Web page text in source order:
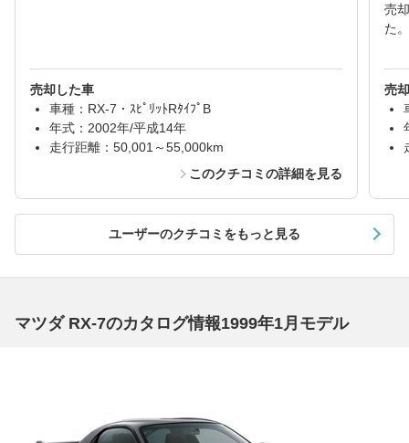
売却した車
車種：RX-7・ｽﾋﾟﾘｯﾄRﾀｲﾌﾟB
年式：2002年/平成14年
走行距離：50,001～55,000km
このクチコミの詳細を見る
売
た
売
ユーザーのクチコミをもっと見る
マツダ RX-7のカタログ情報1999年1月モデル